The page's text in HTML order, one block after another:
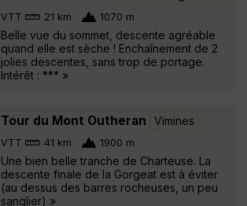
VTT 21 km 1070 m
Belle vue du sommet, descente agréable
quand elle est sèche ! Enchaînement de 2
jolies descentes, sans trop de portage.
Intérêt : *** »
Tour du Mont Outheran Vimines
VTT 41 km 1900 m
Une bien belle tranche de Charteuse. La
descente finale de la Gorgeat est à éviter
(au dessus des barres rocheuses, un peu
sanglier) »